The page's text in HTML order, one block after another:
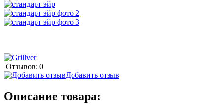
Отзывов: 0
Добавить отзыв
Описание товара: